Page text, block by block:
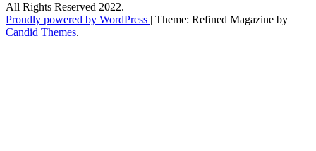
All Rights Reserved 2022.
Proudly powered by WordPress | Theme: Refined Magazine by
Candid Themes.